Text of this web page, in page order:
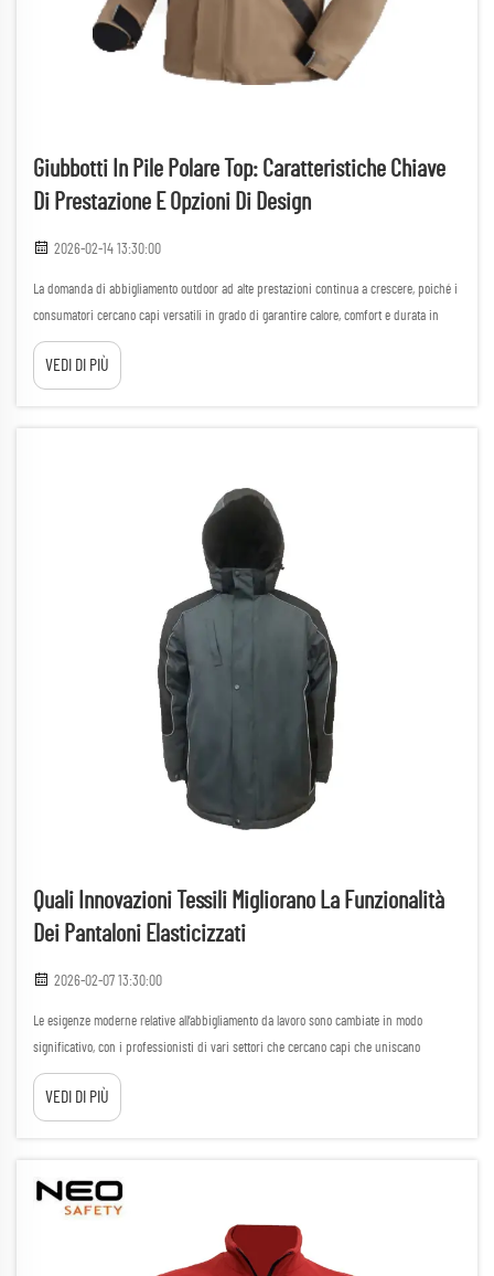
Giubbotti In Pile Polare Top: Caratteristiche Chiave
Di Prestazione E Opzioni Di Design
2026-02-14 13:30:00
La domanda di abbigliamento outdoor ad alte prestazioni continua a crescere, poiché i
consumatori cercano capi versatili in grado di garantire calore, comfort e durata in
ambienti diversificati. Tra le scelte più popolari, sia per uso ricreativo che
professionale...
VEDI DI PIÙ
Quali Innovazioni Tessili Migliorano La Funzionalità
Dei Pantaloni Elasticizzati
2026-02-07 13:30:00
Le esigenze moderne relative all’abbigliamento da lavoro sono cambiate in modo
significativo, con i professionisti di vari settori che cercano capi che uniscano
resistenza, comfort e flessibilità. Lo sviluppo di pantaloni elasticizzati avanzati
rappresenta un’innovazione fondamentale per la funzionalità...
VEDI DI PIÙ